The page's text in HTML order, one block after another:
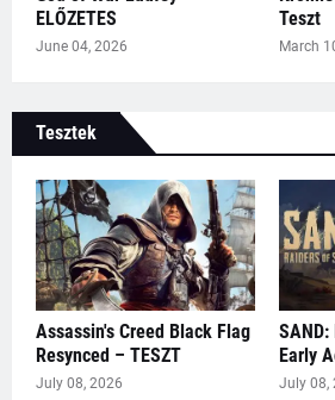
ELŐZETES
June 04, 2026
Teszt
March
Tesztek
Assassin's Creed Black Flag
Resynced – TESZT
July 08, 2026
Early
July 08,